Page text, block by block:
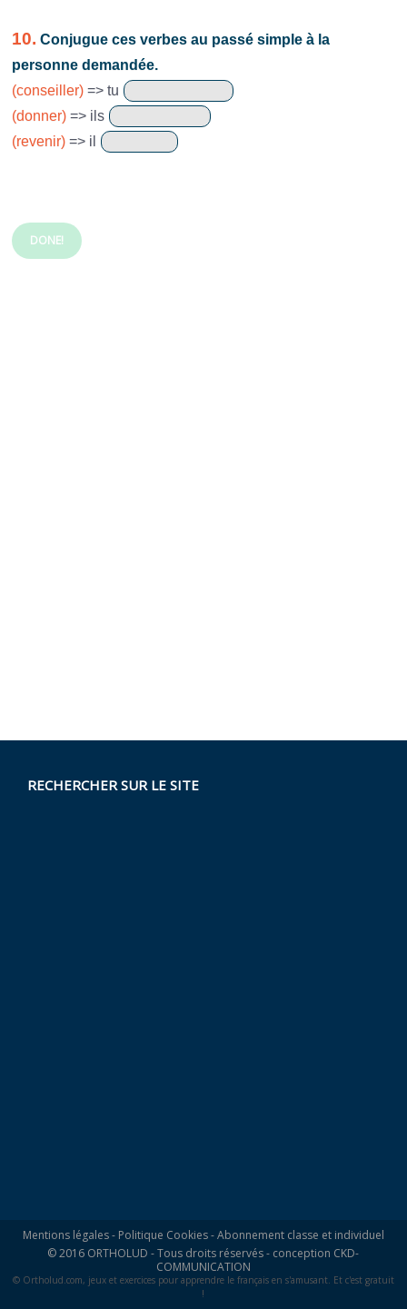
10. Conjugue ces verbes au passé simple à la
personne demandée.
(conseiller) => tu
(donner) => ils
(revenir) => il
DONE!
RECHERCHER SUR LE SITE
Mentions légales- Politique Cookies-Abonnement classe et individuel
© 2016 ORTHOLUD - Tous droits réservés - conception CKD-
COMMUNICATION
© Ortholud.com, jeux et exercices pour apprendre le français en s'amusant. Et c'est gratuit
!